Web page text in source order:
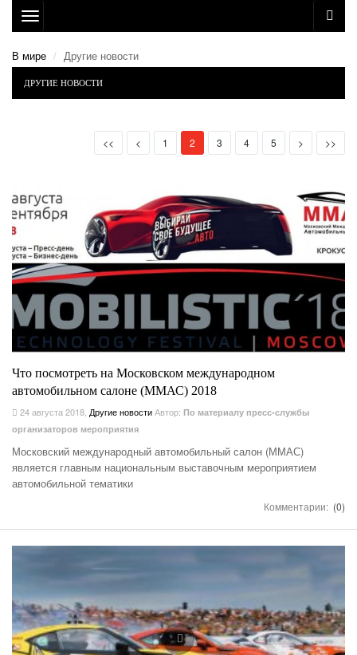
Toggle
navigation
В мире
Другие новости
ДРУГИЕ НОВОСТИ
<< < 1 2 (current)
3 4 5 > >>
Что посмотреть на Московском международном
автомобильном салоне (ММАС) 2018
24 августа 2018 Другие новостиАвтор: По материалу пресс-службы
организаторов мероприятия
Московский международный автомобильный салон (ММАС)
является главным национальным выставочным мероприятием
автомобильной тематики
Комментарии: (0)